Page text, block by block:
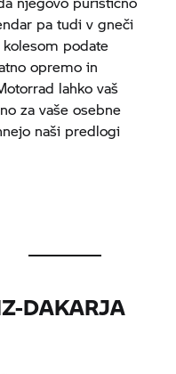
pa tudi v gneči
podate
opremo in
lahko vaš
za vaše osebne
naši predlogi
DAKARJA